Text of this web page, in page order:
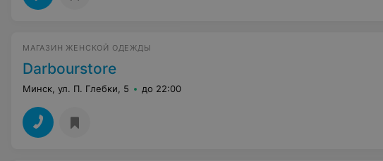
МАГАЗИН ЖЕНСКОЙ ОДЕЖДЫ
Darbourstore
Минск, ул. П. Глебки, 5 до 22:00